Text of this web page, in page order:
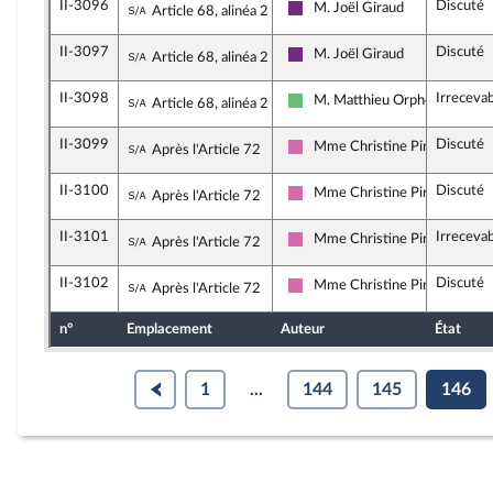
II-3096 Sous-amendement de l'amendement n°II-
Article 68, alinéa 2 La République en Marche
M. Joël Giraud Discuté
II-3097 Sous-amendement de l'amendement n°II-
Article 68, alinéa 2 La République en Marche
M. Joël Giraud Discuté
II-3098 Sous-amendement de l'amendement n°II-
Article 68, alinéa 2 Libertés et Territoires
M. Matthieu Orphelin
II-3099 Sous-amendement de l'amendement n°II-
Après l'Article 72 Socialistes et apparentés
Mme Christine Pirès Beaune
Discuté
II-3100 Sous-amendement de l'amendement n°II-
Après l'Article 72 Socialistes et apparentés
Mme Christine Pirès Beaune
Discuté
II-3101 Sous-amendement de l'amendement n°II-
Après l'Article 72 Socialistes et apparentés
Mme Christine Pirès Beaune
II-3102 Sous-amendement de l'amendement n°II-
Après l'Article 72 Socialistes et apparentés
Mme Christine Pirès Beaune
Discuté
n° Emplacement Auteur État
1 ... 144 145 146